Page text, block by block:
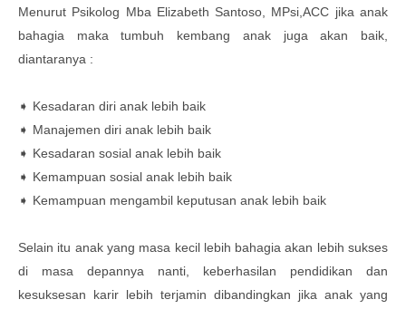
Menurut Psikolog Mba Elizabeth Santoso, MPsi,ACC jika anak
bahagia maka tumbuh kembang anak juga akan baik,
diantaranya :
➧ Kesadaran diri anak lebih baik
➧ Manajemen diri anak lebih baik
➧ Kesadaran sosial anak lebih baik
➧ Kemampuan sosial anak lebih baik
➧ Kemampuan mengambil keputusan anak lebih baik
Selain itu anak yang masa kecil lebih bahagia akan lebih sukses
di masa depannya nanti, keberhasilan pendidikan dan
kesuksesan karir lebih terjamin dibandingkan jika anak yang